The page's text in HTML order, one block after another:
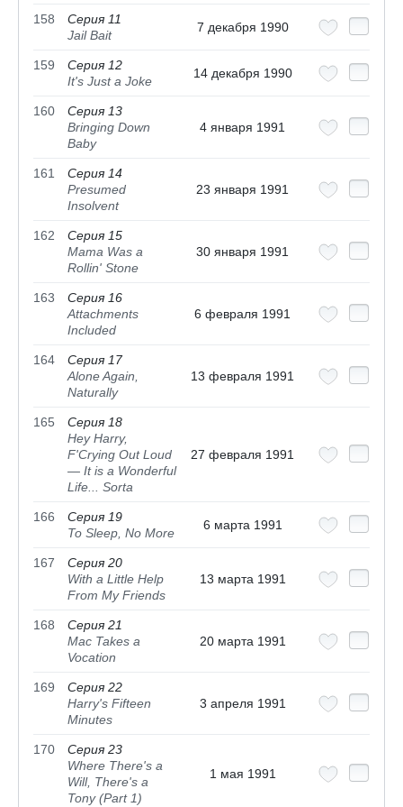
158
Серия 11
Jail Bait
7 декабря 1990
159
Серия 12
It's Just a Joke
14 декабря 1990
160
Серия 13
Bringing Down
Baby
4 января 1991
161
Серия 14
Presumed
Insolvent
23 января 1991
162
Серия 15
Mama Was a
Rollin' Stone
30 января 1991
163
Серия 16
Attachments
Included
6 февраля 1991
164
Серия 17
Alone Again,
Naturally
13 февраля 1991
165
Серия 18
Hey Harry,
F'Crying Out Loud
— It is a Wonderful
Life... Sorta
27 февраля 1991
166
Серия 19
To Sleep, No More
6 марта 1991
167
Серия 20
With a Little Help
From My Friends
13 марта 1991
168
Серия 21
Mac Takes a
Vocation
20 марта 1991
169
Серия 22
Harry's Fifteen
Minutes
3 апреля 1991
170
Серия 23
Where There's a
Will, There's a
Tony (Part 1)
1 мая 1991